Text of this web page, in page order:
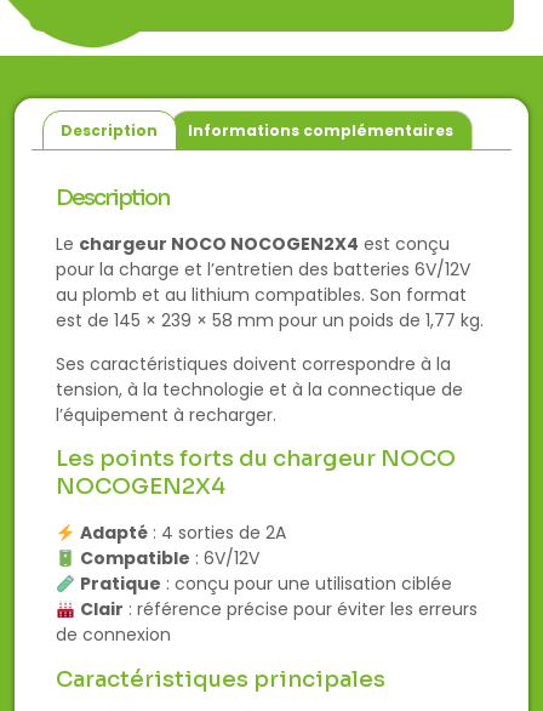
Description Informations complémentaires
Description
Le chargeur NOCO NOCOGEN2X4 est conçu
pour la charge et l’entretien des batteries 6V/12V
au plomb et au lithium compatibles. Son format
est de 145 × 239 × 58 mm pour un poids de 1,77 kg.
Ses caractéristiques doivent correspondre à la
tension, à la technologie et à la connectique de
l’équipement à recharger.
Les points forts du chargeur NOCO
NOCOGEN2X4
Adapté: 4 sorties de 2A
Compatible : 6V/12V
Pratique : conçu pour une utilisation ciblée
Clair : référence précise pour éviter les erreurs
de connexion
Caractéristiques principales